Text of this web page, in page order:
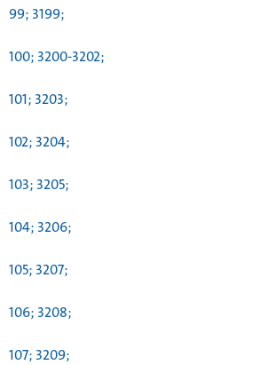
99; 3199;
100; 3200-3202;
101; 3203;
102; 3204;
103; 3205;
104; 3206;
105; 3207;
106; 3208;
107; 3209;